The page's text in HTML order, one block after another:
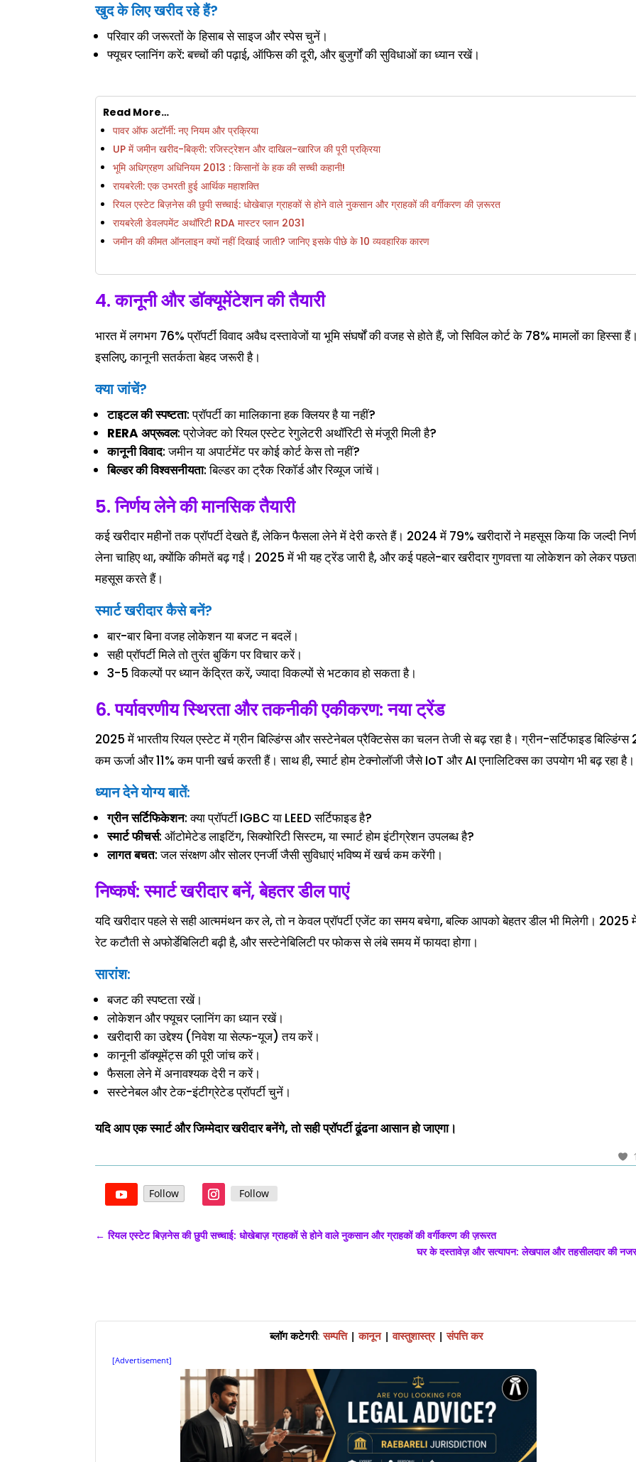
खुद के लिए खरीद रहे हैं?
परिवार की जरूरतों के हिसाब से साइज और स्पेस चुनें।
फ्यूचर प्लानिंग करें: बच्चों की पढ़ाई, ऑफिस की दूरी, और बुजुर्गों की सुविधाओं का ध्यान रखें।
Read More…
पावर ऑफ अटॉर्नी: नए नियम और प्रक्रिया
UP में जमीन खरीद-बिक्री: रजिस्ट्रेशन और दाखिल-खारिज की पूरी प्रक्रिया
भूमि अधिग्रहण अधिनियम 2013 : किसानों के हक की सच्ची कहानी!
रायबरेली: एक उभरती हुई आर्थिक महाशक्ति
रियल एस्टेट बिज़नेस की छुपी सच्चाई: धोखेबाज़ ग्राहकों से होने वाले नुकसान और ग्राहकों की वर्गीकरण की ज़रूरत
रायबरेली डेवलपमेंट अथॉरिटी RDA मास्टर प्लान 2031
जमीन की कीमत ऑनलाइन क्यों नहीं दिखाई जाती? जानिए इसके पीछे के 10 व्यवहारिक कारण
4. कानूनी और डॉक्यूमेंटेशन की तैयारी
भारत में लगभग 76% प्रॉपर्टी विवाद अवैध दस्तावेजों या भूमि संघर्षों की वजह से होते हैं, जो सिविल कोर्ट के 78% मामलों का हिस्सा
इसलिए, कानूनी सतर्कता बेहद जरूरी है।
क्या जांचें?
टाइटल की स्पष्टता: प्रॉपर्टी का मालिकाना हक क्लियर है या नहीं?
RERA अप्रूवल: प्रोजेक्ट को रियल एस्टेट रेगुलेटरी अथॉरिटी से मंजूरी मिली है?
कानूनी विवाद: जमीन या अपार्टमेंट पर कोई कोर्ट केस तो नहीं?
बिल्डर की विश्वसनीयता: बिल्डर का ट्रैक रिकॉर्ड और रिव्यूज जांचें।
5. निर्णय लेने की मानसिक तैयारी
कई खरीदार महीनों तक प्रॉपर्टी देखते हैं, लेकिन फैसला लेने में देरी करते हैं। 2024 में 79% खरीदारों ने महसूस किया कि जल्दी
लेना चाहिए था, क्योंकि कीमतें बढ़ गईं। 2025 में भी यह ट्रेंड जारी है, और कई पहले-बार खरीदार गुणवत्ता या लोकेशन को लेकर
महसूस करते हैं।
स्मार्ट खरीदार कैसे बनें?
बार-बार बिना वजह लोकेशन या बजट न बदलें।
सही प्रॉपर्टी मिले तो तुरंत बुकिंग पर विचार करें।
3-5 विकल्पों पर ध्यान केंद्रित करें, ज्यादा विकल्पों से भटकाव हो सकता है।
6. पर्यावरणीय स्थिरता और तकनीकी एकीकरण: नया ट्रेंड
2025 में भारतीय रियल एस्टेट में ग्रीन बिल्डिंग्स और सस्टेनेबल प्रैक्टिसेस का चलन तेजी से बढ़ रहा है। ग्रीन-सर्टिफाइड
कम ऊर्जा और 11% कम पानी खर्च करती हैं। साथ ही, स्मार्ट होम टेक्नोलॉजी जैसे IoT और AI एनालिटिक्स का उपयोग भी बढ़ रहा है।
ध्यान देने योग्य बातें:
ग्रीन सर्टिफिकेशन: क्या प्रॉपर्टी IGBC या LEED सर्टिफाइड है?
स्मार्ट फीचर्स: ऑटोमेटेड लाइटिंग, सिक्योरिटी सिस्टम, या स्मार्ट होम इंटीग्रेशन उपलब्ध है?
लागत बचत: जल संरक्षण और सोलर एनर्जी जैसी सुविधाएं भविष्य में खर्च कम करेंगी।
निष्कर्ष: स्मार्ट खरीदार बनें, बेहतर डील पाएं
यदि खरीदार पहले से सही आत्ममंथन कर ले, तो न केवल प्रॉपर्टी एजेंट का समय बचेगा, बल्कि आपको बेहतर डील भी मिलेगी। 2025
रेट कटौती से अफोर्डेबिलिटी बढ़ी है, और सस्टेनेबिलिटी पर फोकस से लंबे समय में फायदा होगा।
सारांश:
बजट की स्पष्टता रखें।
लोकेशन और फ्यूचर प्लानिंग का ध्यान रखें।
खरीदारी का उद्देश्य (निवेश या सेल्फ-यूज) तय करें।
कानूनी डॉक्यूमेंट्स की पूरी जांच करें।
फैसला लेने में अनावश्यक देरी न करें।
सस्टेनेबल और टेक-इंटीग्रेटेड प्रॉपर्टी चुनें।
यदि आप एक स्मार्ट और जिम्मेदार खरीदार बनेंगे, तो सही प्रॉपर्टी ढूंढना आसान हो जाएगा।
Follow Follow
←रियल एस्टेट बिज़नेस की छुपी सच्चाई: धोखेबाज़ ग्राहकों से होने वाले नुकसान और ग्राहकों की वर्गीकरण की ज़रूरत
घर के दस्तावेज़ और सत्यापन: लेखपाल और तहसीलदार की
ब्लॉग कटेगरी:सम्पत्ति |कानून|वास्तुशास्त्र|संपत्ति कर
[Advertisement]